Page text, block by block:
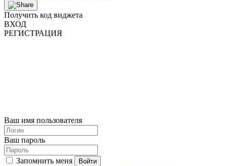
Получить код виджета
ВХОД
РЕГИСТРАЦИЯ
Ваш имя пользователя
Ваш пароль
Запомнить меня